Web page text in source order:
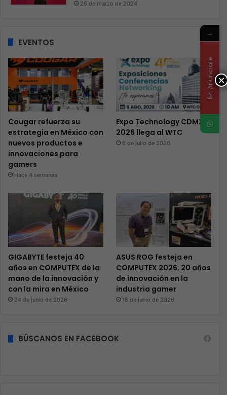
26 de marzo de 2024
EVENTOS
Cougar refuerza su
estrategia en México con
nuevos productos e
innovaciones para
gamers
Hace 4 semanas
Expo Technology CDMX
2026 llega al WTC
6 de julio de 2026
GIGABYTE festeja 40
años en COMPUTEX de la
mano de la innovación y
con la mira en México
24 de junio de 2026
ASUS ROG festeja en
COMPUTEX 2026, 20 años
de innovación en la
industria gamer
18 de junio de 2026
BÚSCANOS EN FACEBOOK
×
→
Anunciate